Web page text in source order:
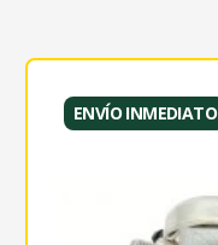
ENVÍO INMEDIATO